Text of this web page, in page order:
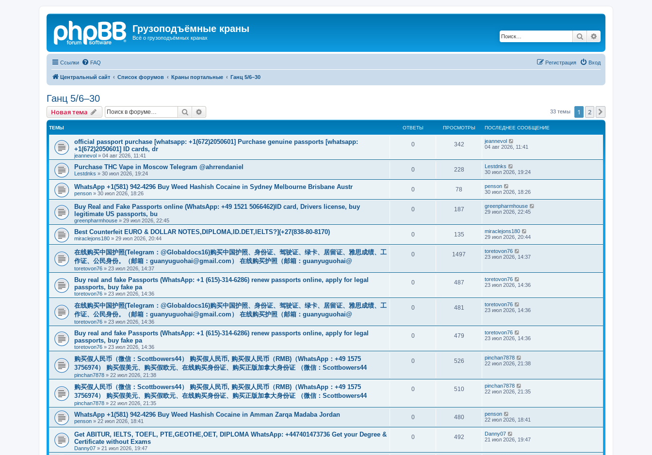
Грузоподъёмные краны
Всё о грузоподъёмных кранах Поиск
Ссылки FAQ Вход
Регистрация
Центральный сайт Список форумов Краны портальные Ганц 5/6–30
Ганц 5/6–30
Новая тема Поиск 33 темы 1 2
ТЕМЫ ОТВЕТЫ ПРОСМОТРЫ ПОСЛЕДНЕЕ СООБЩЕНИЕ
official passport purchase [whatsapp: +1(672)2050601] Purchase genuine passports [whatsapp:
+1(672)2050601] ID cards, dr
jeannevol » 04 авг 2026, 11:41
0 342
jeannevol
04 авг 2026, 11:41
Purchase THC Vape in Moscow Telegram @ahrrendaniel
Lestdnks » 30 июл 2026, 19:24
0 228
Lestdnks
30 июл 2026, 19:24
WhatsApp +1(581) 942-4296 Buy Weed Hashish Cocaine in Sydney Melbourne Brisbane Austr
penson » 30 июл 2026, 18:26
0 78
penson
30 июл 2026, 18:26
Buy Real and Fake Passports online (WhatsApp: +49 1521 5066462)ID card, Drivers license, buy
legitimate US passports, bu
greenpharmhouse » 29 июл 2026, 22:45
0 187
greenpharmhouse
29 июл 2026, 22:45
Best Counterfeit EURO & DOLLAR NOTES,DIPLOMA,ID.DET,IELTS?](+27(838-80-8170)
miraclejons180 » 29 июл 2026, 20:44
0 135
miraclejons180
29 июл 2026, 20:44
在线购买中国护照(Telegram：@Globaldocs16)购买中国护照、身份证、驾驶证、绿卡、居留证、雅思成绩、工
作证、公民身份。（邮箱： guanyuguohai@gmail.com ） 在线购买护照（邮箱：guanyuguohai@
toretovon76 » 23 июл 2026, 14:37
0 1497
toretovon76
23 июл 2026, 14:37
Buy real and fake Passports (WhatsApp: +1 (615)-314-6286) renew passports online, apply for legal
passports, buy fake pa
toretovon76 » 23 июл 2026, 14:36
0 487
toretovon76
23 июл 2026, 14:36
在线购买中国护照(Telegram：@Globaldocs16)购买中国护照、身份证、驾驶证、绿卡、居留证、雅思成绩、工
作证、公民身份。（邮箱： guanyuguohai@gmail.com ） 在线购买护照（邮箱：guanyuguohai@
toretovon76 » 23 июл 2026, 14:36
0 481
toretovon76
23 июл 2026, 14:36
Buy real and fake Passports (WhatsApp: +1 (615)-314-6286) renew passports online, apply for legal
passports, buy fake pa
toretovon76 » 23 июл 2026, 14:36
0 479
toretovon76
23 июл 2026, 14:36
购买假人民币（微信：Scottbowers44） 购买假人民币, 购买假人民币（RMB)（WhatsApp：+49 1575
3756974） 购买假美元、购买假欧元、在线购买身份证、购买正版加拿大身份证 （微信：Scottbowers44
pinchan7878 » 22 июл 2026, 21:38
0 526
pinchan7878
22 июл 2026, 21:38
购买假人民币（微信：Scottbowers44） 购买假人民币, 购买假人民币（RMB)（WhatsApp：+49 1575
3756974） 购买假美元、购买假欧元、在线购买身份证、购买正版加拿大身份证 （微信：Scottbowers44
pinchan7878 » 22 июл 2026, 21:35
0 510
pinchan7878
22 июл 2026, 21:35
WhatsApp +1(581) 942-4296 Buy Weed Hashish Cocaine in Amman Zarqa Madaba Jordan
penson » 22 июл 2026, 18:41
0 480
penson
22 июл 2026, 18:41
Get ABITUR, IELTS, TOEFL, PTE,GEOTHE,OET, DIPLOMA WhatsApp: +447401473736 Get your Degree &
Certificate without Exams
Danny07 » 21 июл 2026, 19:47
0 492
Danny07
21 июл 2026, 19:47